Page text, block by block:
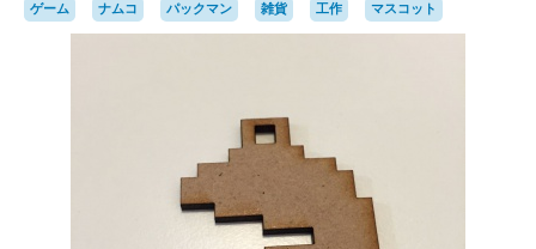
ゲーム ナムコ パックマン 雑貨 工作 マスコット